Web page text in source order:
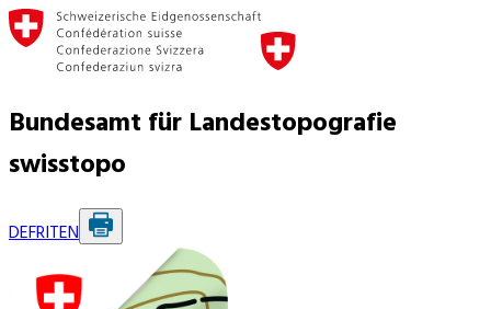
Bundesamt für Landestopografie
swisstopo
DEFRITEN